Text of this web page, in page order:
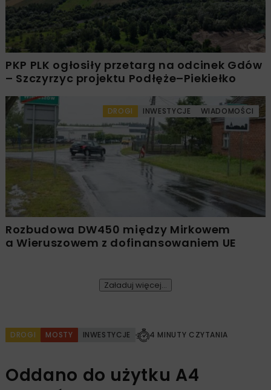
PKP PLK ogłosiły przetarg na odcinek Gdów
– Szczyrzyc projektu Podłęże–Piekiełko
DROGI INWESTYCJE WIADOMOŚCI
Rozbudowa DW450 między Mirkowem
a Wieruszowem z dofinansowaniem UE
Załaduj więcej...
DROGI MOSTY INWESTYCJE 4 MINUTY CZYTANIA
Oddano do użytku A4